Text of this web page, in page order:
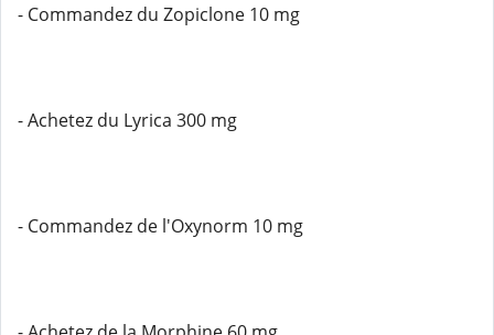
- Commandez du Zopiclone 10 mg
- Achetez du Lyrica 300 mg
- Commandez de l'Oxynorm 10 mg